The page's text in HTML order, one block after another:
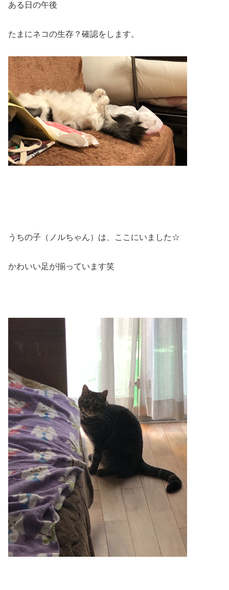
ある日の午後
たまにネコの生存？確認をします。
うちの子（ノルちゃん）は、ここにいました☆
かわいい足が揃っています笑